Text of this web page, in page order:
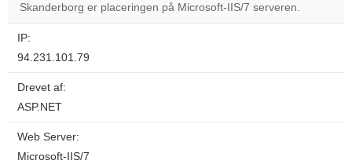
own this
Skanderborg er placeringen på Microsoft-IIS/7 serveren.
IP:
94.231.101.79
Drevet af:
ASP.NET
Web Server:
Microsoft-IIS/7